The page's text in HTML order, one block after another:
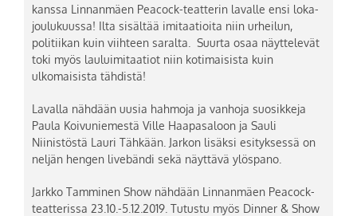
kanssa Linnanmäen Peacock-teatterin lavalle ensi loka-
joulukuussa! Ilta sisältää imitaatioita niin urheilun,
politiikan kuin viihteen saralta. Suurta osaa näyttelevät
toki myös lauluimitaatiot niin kotimaisista kuin
ulkomaisista tähdistä!
Lavalla nähdään uusia hahmoja ja vanhoja suosikkeja
Paula Koivuniemestä Ville Haapasaloon ja Sauli
Niinistöstä Lauri Tähkään. Jarkon lisäksi esityksessä on
neljän hengen livebändi sekä näyttävä ylöspano.
Jarkko Tamminen Show nähdään Linnanmäen Peacock-
teatterissa 23.10.-5.12.2019. Tutustu myös Dinner & Show